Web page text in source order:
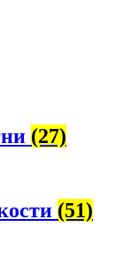
(27)
(51)